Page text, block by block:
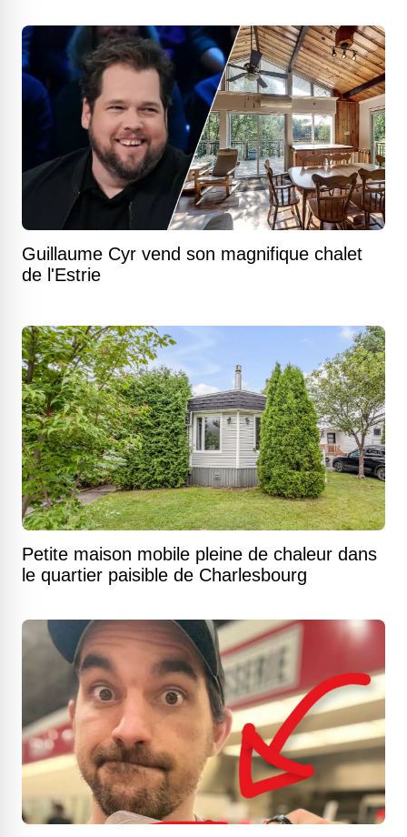
Guillaume Cyr vend son magnifique chalet
de l'Estrie
Petite maison mobile pleine de chaleur dans
le quartier paisible de Charlesbourg